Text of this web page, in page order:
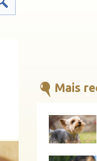
Mais